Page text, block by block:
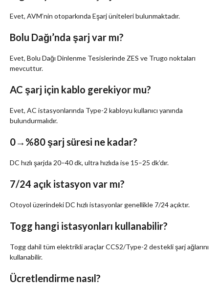
Evet, AVM’nin otoparkında Eşarj üniteleri bulunmaktadır.
Bolu Dağı’nda şarj var mı?
Evet, Bolu Dağı Dinlenme Tesislerinde ZES ve Trugo noktaları
mevcuttur.
AC şarj için kablo gerekiyor mu?
Evet, AC istasyonlarında Type-2 kabloyu kullanıcı yanında
bulundurmalıdır.
0→%80 şarj süresi ne kadar?
DC hızlı şarjda 20–40 dk, ultra hızlıda ise 15–25 dk’dır.
7/24 açık istasyon var mı?
Otoyol üzerindeki DC hızlı istasyonlar genellikle 7/24 açıktır.
Togg hangi istasyonları kullanabilir?
Togg dahil tüm elektrikli araçlar CCS2/Type-2 destekli şarj ağlarını
kullanabilir.
Ücretlendirme nasıl?